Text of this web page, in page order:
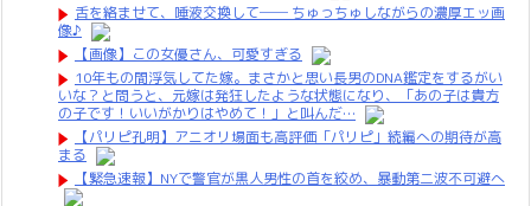
舌を絡ませて、唾液交換して── ちゅっちゅしながらの濃厚エッ画
像♪
【画像】この女優さん、可愛すぎる
10年もの間浮気してた嫁。まさかと思い長男のDNA鑑定をするがい
いな？と問うと、元嫁は発狂したような状態になり、「あの子は貴方
の子です！いいがかりはやめて！」と叫んだ…
【パリピ孔明】アニオリ場面も高評価「パリピ」続編への期待が高
まる
【緊急速報】NYで警官が黒人男性の首を絞め、暴動第二波不可避へ